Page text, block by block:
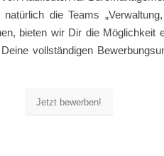
die Teams
bieten wir Dir die Möglichkeit
vollständigen
Jetzt bewerben!